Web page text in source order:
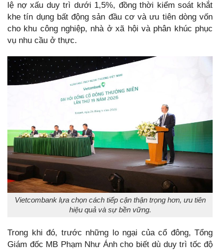
lệ nợ xấu duy trì dưới 1,5%, đồng thời kiểm soát khắt
khe tín dụng bất động sản đầu cơ và ưu tiên dòng vốn
cho khu công nghiệp, nhà ở xã hội và phân khúc phục
vụ nhu cầu ở thực.
Vietcombank lựa chọn cách tiếp cận thận trọng hơn, ưu tiên
hiệu quả và sự bền vững.
Trong khi đó, trước những lo ngại của cổ đông, Tổng
Giám đốc MB Phạm Như Ánh cho biết dù duy trì tốc độ